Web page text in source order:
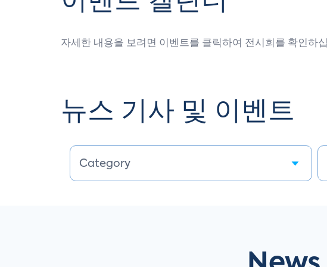
자세한 내용을 보려면 이벤트를 클릭하여 전시회를 확인하
뉴스 기사 및 이벤트